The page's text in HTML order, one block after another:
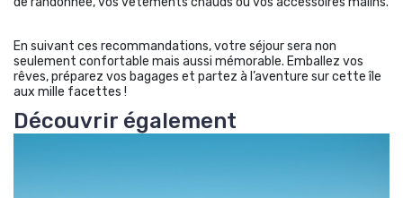
En suivant ces recommandations, votre séjour sera non
seulement confortable mais aussi mémorable. Emballez vos
rêves, préparez vos bagages et partez à l’aventure sur cette île
aux mille facettes !
Découvrir également